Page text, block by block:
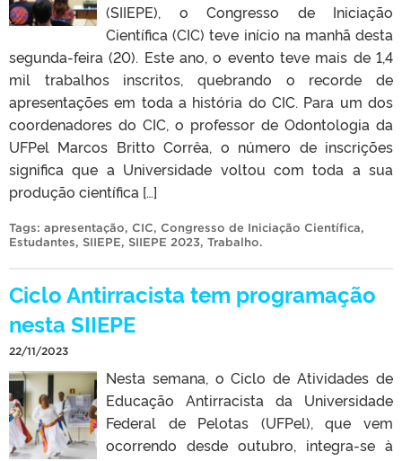
(SIIEPE), o Congresso de Iniciação
Científica (CIC) teve início na manhã desta
segunda-feira (20). Este ano, o evento teve mais de 1,4
mil trabalhos inscritos, quebrando o recorde de
apresentações em toda a história do CIC. Para um dos
coordenadores do CIC, o professor de Odontologia da
UFPel Marcos Britto Corrêa, o número de inscrições
significa que a Universidade voltou com toda a sua
produção científica […]
Tags: apresentação, CIC, Congresso de Iniciação Científica,
Estudantes, SIIEPE, SIIEPE 2023, Trabalho.
Ciclo Antirracista tem programação
nesta SIIEPE
22/11/2023
Nesta semana, o Ciclo de Atividades de
Educação Antirracista da Universidade
Federal de Pelotas (UFPel), que vem
ocorrendo desde outubro, integra-se à